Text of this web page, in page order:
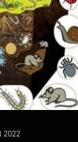
2022